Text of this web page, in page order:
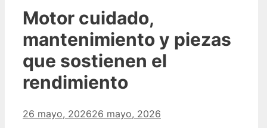
Motor cuidado,
mantenimiento y piezas
que sostienen el
rendimiento
26 mayo, 202626 mayo, 2026